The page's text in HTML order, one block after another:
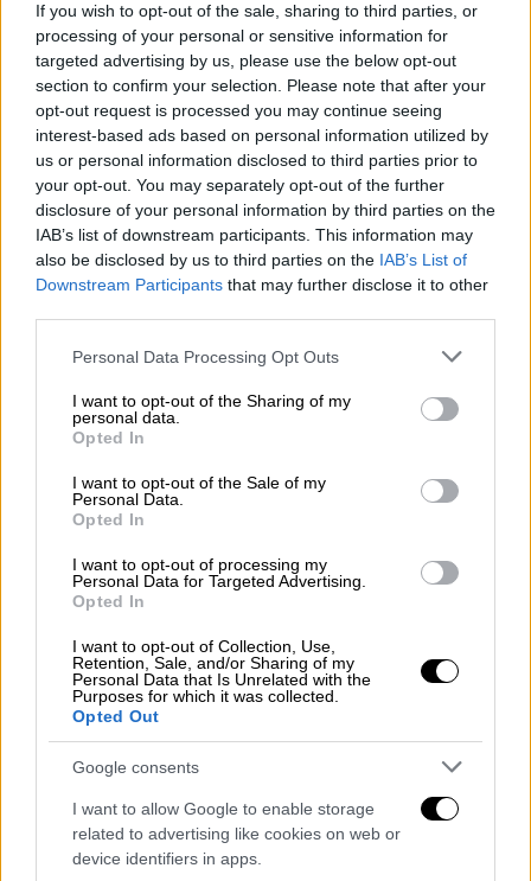
If you wish to opt-out of the sale, sharing to third parties, or
processing of your personal or sensitive information for
targeted advertising by us, please use the below opt-out
section to confirm your selection. Please note that after your
opt-out request is processed you may continue seeing
interest-based ads based on personal information utilized by
us or personal information disclosed to third parties prior to
your opt-out. You may separately opt-out of the further
disclosure of your personal information by third parties on the
IAB’s list of downstream participants. This information may
also be disclosed by us to third parties on the IAB’s List of
Downstream Participants that may further disclose it to other
Please note that this website/app uses one or more Google
not limited to your visit or usage behaviour. You may click to
grant or deny consent to Google and its third-party tags to
use your data for below specified purposes in below Google
consent section.
Personal Data Processing Opt Outs
I want to opt-out of the Sharing of my
personal data.
Opted In
I want to opt-out of the Sale of my
Personal Data.
Opted In
I want to opt-out of processing my
Personal Data for Targeted Advertising.
Opted In
I want to opt-out of Collection, Use,
Retention, Sale, and/or Sharing of my
Personal Data that Is Unrelated with the
Purposes for which it was collected.
Opted Out
Google consents
I want to allow Google to enable storage
related to advertising like cookies on web or
device identifiers in apps.
Πανικός και 12 νεκροί στη Γέφυρα του
Μπρούκλιν – Πώς διαδόθηκε ότι η
κατασκευή γκρεμιζόταν
Η γέφυρα του Μπρούκλιν πάνω από τον
ποταμό East River, που συνδέει το
Μπρούκλιν με το Μανχάταν στη Νέα Υόρκη,
άνοιξε για το κοινό το 1883. Η ίδια γέφυρα
χρησιμοποιείται ακόμη, σχεδόν ενάμιση
αιώνα μετά.
Ιστορία|29.03.2023 07:55
6 ανόητες μαζικές υστερίες που
έπληξαν τον κόσμο: Το ψεύδος της
Γαλλικής Επανάστασης, τα
απαγορευμένα κανό, η αντικομουνιστική
φρενίτιδα και το Νερό του Καματερού